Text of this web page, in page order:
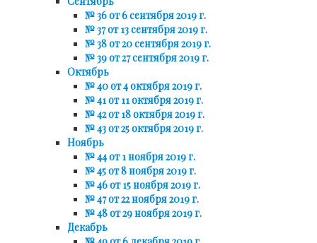
№ 36 от 6 сентября 2019 г.
№ 37 от 13 сентября 2019 г.
№ 38 от 20 сентября 2019 г.
№ 39 от 27 сентября 2019 г.
Октябрь
№ 40 от 4 октября 2019 г.
№ 41 от 11 октября 2019 г.
№ 42 от 18 октября 2019 г.
№ 43 от 25 октября 2019 г.
Ноябрь
№ 44 от 1 ноября 2019 г.
№ 45 от 8 ноября 2019 г.
№ 46 от 15 ноября 2019 г.
№ 47 от 22 ноября 2019 г.
№ 48 от 29 ноября 2019 г.
Декабрь